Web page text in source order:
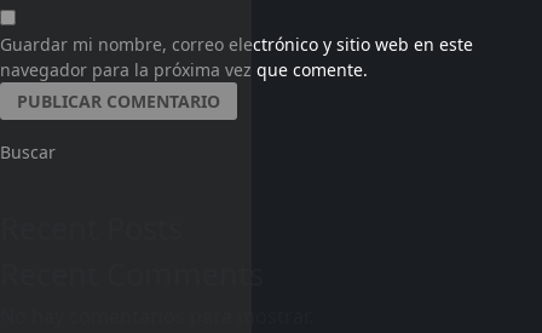
Guardar mi nombre, correo electrónico y sitio web en este
navegador para la próxima vez que comente.
Buscar